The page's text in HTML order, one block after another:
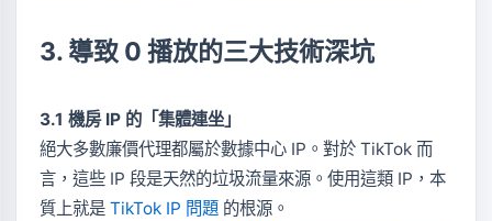
3. 導致 0 播放的三大技術深坑
3.1 機房 IP 的「集體連坐」
絕大多數廉價代理都屬於數據中心 IP。對於 TikTok 而
言，這些 IP 段是天然的垃圾流量來源。使用這類 IP，本
質上就是 TikTok IP 問題 的根源。